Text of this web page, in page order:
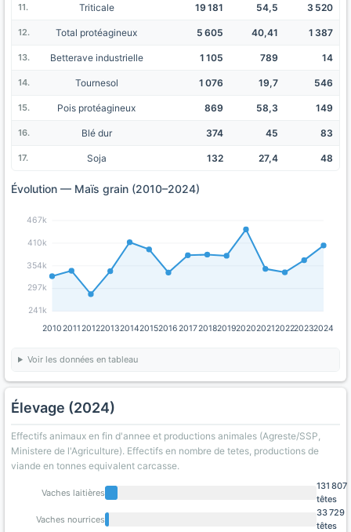
Triticale 19 181 54,5 3 520
Total protéagineux 5 605 40,41 1 387
Betterave industrielle 1 105 789 14
Tournesol 1 076 19,7 546
Pois protéagineux 869 58,3 149
Blé dur 374 45 83
Soja 132 27,4 48
Évolution — Maïs grain (2010–2024)
241k
297k
354k
410k
467k
201020112012201320142015201620172018201920202021202220232024
Voir les données en tableau
Élevage (2024)
Effectifs animaux en fin d'annee et productions animales (Agreste/SSP,
Ministere de l'Agriculture). Effectifs en nombre de tetes, productions de
viande en tonnes equivalent carcasse.
Vaches laitières
131 807
têtes
Vaches nourrices
33 729
têtes